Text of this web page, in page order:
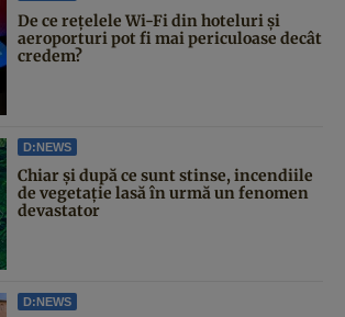
De ce rețelele Wi-Fi din hoteluri și
aeroporturi pot fi mai periculoase decât
credem?
D:NEWS
Chiar și după ce sunt stinse, incendiile
de vegetație lasă în urmă un fenomen
devastator
D:NEWS